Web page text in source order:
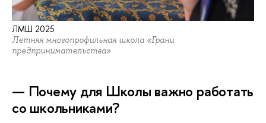
ЛМШ 2025
Летняя многопрофильная школа «Грани
предпринимательства»
— Почему для Школы важно работать
со школьниками?